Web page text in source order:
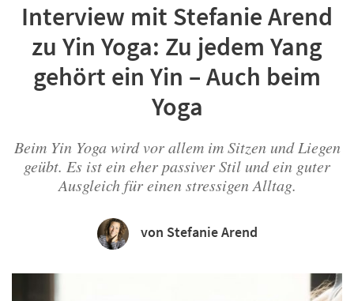
Interview mit Stefanie Arend
zu Yin Yoga: Zu jedem Yang
gehört ein Yin – Auch beim
Yoga
Beim Yin Yoga wird vor allem im Sitzen und Liegen
geübt. Es ist ein eher passiver Stil und ein guter
Ausgleich für einen stressigen Alltag.
von Stefanie Arend